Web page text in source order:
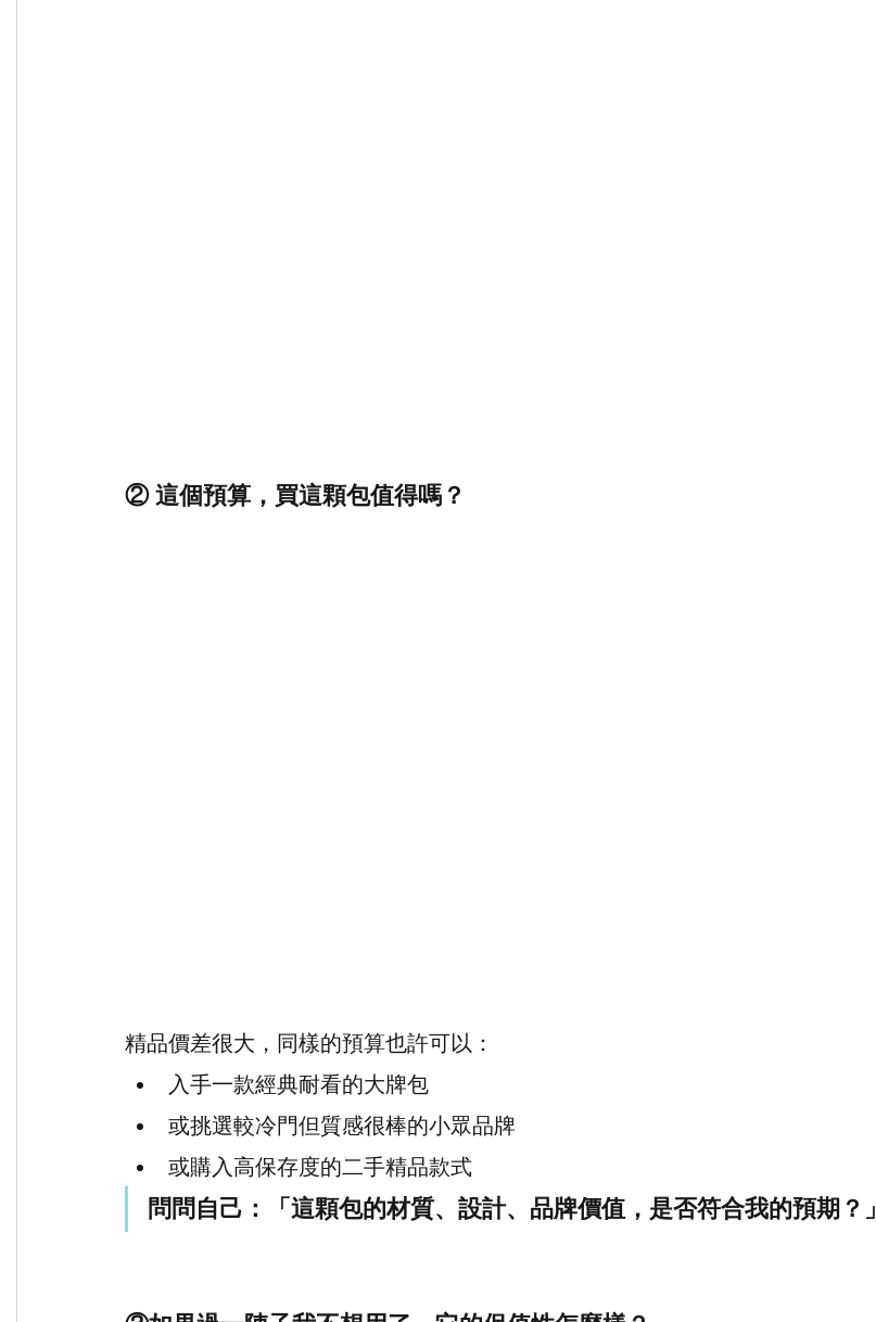
② 這個預算，買這顆包值得嗎？
精品價差很大，同樣的預算也許可以：
入手一款經典耐看的大牌包
或挑選較冷門但質感很棒的小眾品牌
或購入高保存度的二手精品款式
問問自己：「這顆包的材質、設計、品牌價值，是否符合我的預期？」